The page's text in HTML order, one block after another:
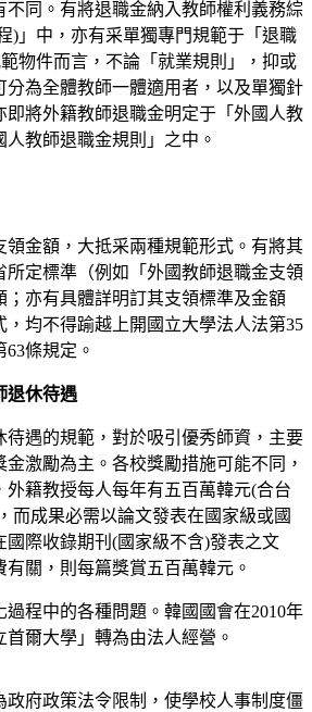
不同。有將退職金納入教師權利義務綜
)」中，亦有采單獨專門規範于「退職
物件而言，不論「就業規則」，抑或
分為全體教師一體適用者，以及單獨針
即將外籍教師退職金明定于「外國人教
教師退職金規則」之中。
領金額，大抵采兩種規範形式。有將其
所定標準（例如「外國教師退職金支領
；亦有具體詳明訂其支領標準及金額
均不得踰越上開國立大學法人法第35
條規定。
退休待遇
待遇的規範，對於吸引優秀師資，主要
激勵為主。各校獎勵措施可能不同，
外籍教授每人每年有五百萬韓元(合台
而成果必需以論文發表在國家級或國
國際收錄期刊(國家級不含)發表之文
關，則每篇獎賞五百萬韓元。
程中的各種問題。韓國國會在2010年
爾大學」轉為由法人經營。
政府政策法令限制，使學校人事制度僵